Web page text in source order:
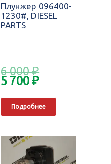
Плунжер 096400-
1230#, DIESEL
PARTS
6 000₽
5 700₽
Подробнее